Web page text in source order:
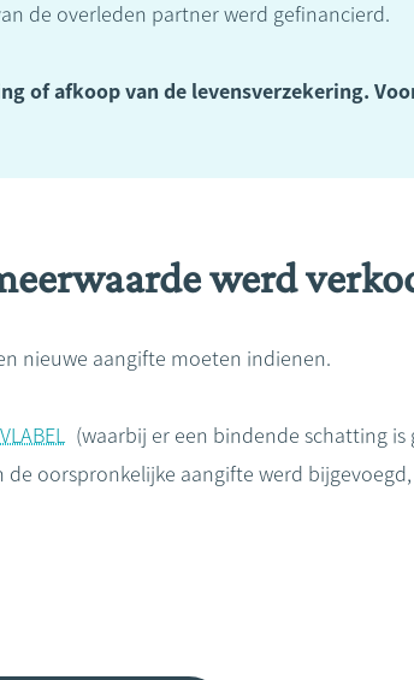
de overleden partner werd gefinancierd.
of afkoop van de levensverzekering.
werd
nieuwe aangifte moeten indienen.
VLABEL (waarbij er een bindende schatting
oorspronkelijke aangifte werd